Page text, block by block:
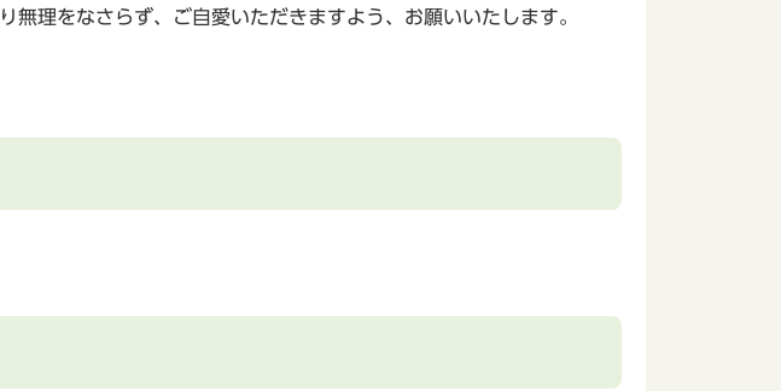
理をなさらず、ご自愛いただきますよう、お願いいたします。